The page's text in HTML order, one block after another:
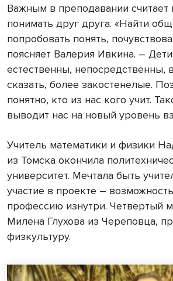
Важным в преподавании считает
понимать друг друга. «Найти
попробовать понять,
поясняет Валерия Ивкина. –
естественны, непосредственны,
сказать, более закостенелые.
понятно, кто из нас кого учит.
выводит нас на новый уровень
Учитель математики и физики
из Томска окончила
университет. Мечтала быть
участие в проекте –
профессию изнутри. Четвертый
Милена Глухова из Череповца,
физкультуру.